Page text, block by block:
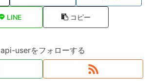
LINE コピー
api-userをフォローする